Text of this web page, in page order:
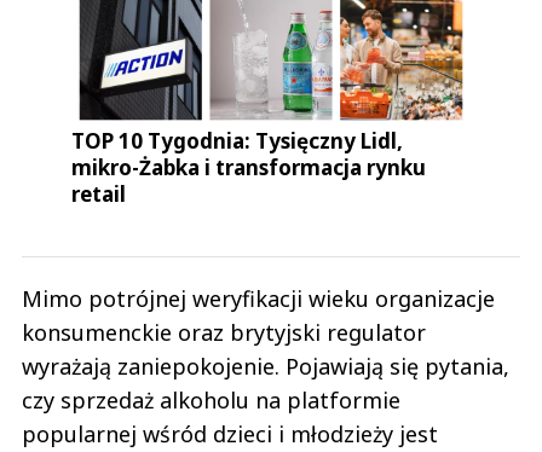
TOP 10 Tygodnia: Tysięczny Lidl,
mikro-Żabka i transformacja rynku
retail
Mimo potrójnej weryfikacji wieku organizacje
konsumenckie oraz brytyjski regulator
wyrażają zaniepokojenie. Pojawiają się pytania,
czy sprzedaż alkoholu na platformie
popularnej wśród dzieci i młodzieży jest